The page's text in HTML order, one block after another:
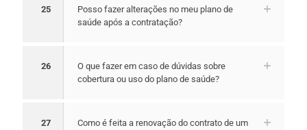
25
Posso fazer alterações no meu plano de
saúde após a contratação?
26
O que fazer em caso de dúvidas sobre
cobertura ou uso do plano de saúde?
27
Como é feita a renovação do contrato de um